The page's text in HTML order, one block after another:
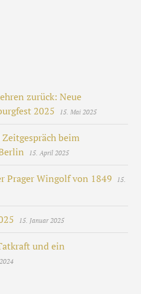
zurück: Neue
2025
15. Mai 2025
beim
15. April 2025
Prager Wingolf von 1849
15.
15. Januar 2025
und ein